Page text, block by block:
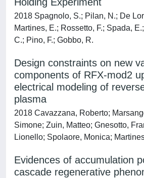
2018 Spagnolo, S.; Pilan, N.; De
Martines, E.; Rossetto, F.; Spada,
C.; Pino, F.; Gobbo, R.
Design constraints on new
components of RFX-mod2
electrical modeling of
plasma
2018 Cavazzana, Roberto;
Simone; Zuin, Matteo; Gnesotto,
Lionello; Spolaore, Monica;
Evidences of accumulation
cascade regenerative